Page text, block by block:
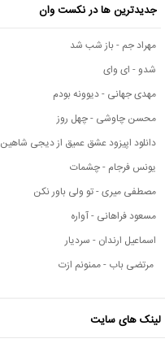
جدیدترین ها در نکست وان
مهراد جم - باز شب شد
شدو - ای وای
مهدی جهانی - دیوونه بودم
محسن چاوشی - چهل روز
دانلود اپیزود عشق عمیق از دیجی شاهین
یونس فرجام - چشمات
مصطفی میری - تو ولی باور نکن
مسعود فراهانی - آواره
اسماعیل ارندان - سردیار
مرتضی باب - ممنونم ازت
لینک های سایت